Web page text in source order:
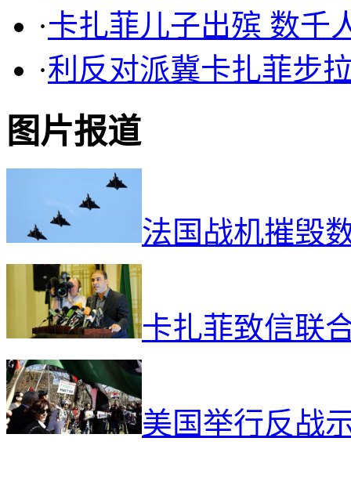
关于在利比亚设立禁飞区
问题的表决中举手投弃权
票。
·卡扎菲儿子出殡 数千
·利反对派冀卡扎菲步
图片报道
法国战机摧毁
卡扎菲致信联
美国举行反战